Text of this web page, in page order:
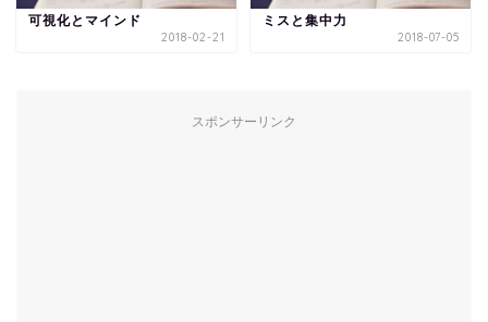
可視化とマインド
2018-02-21
ミスと集中力
2018-07-05
スポンサーリンク